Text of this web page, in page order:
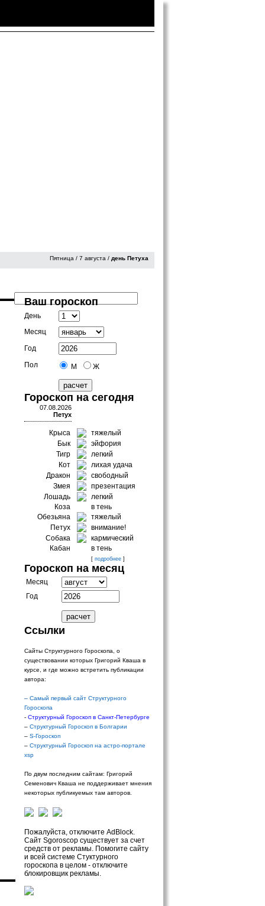
Пятница / 7 августа / день Петуха
Ваш гороскоп
День
Месяц
Год
Пол
М Ж
Гороскоп на сегодня
07.08.2026
Петух
Крыса
тяжелый
Бык
эйфория
Тигр
легкий
Кот
лихая удача
Дракон
свободный
Змея
презентация
Лошадь
легкий
Коза
в тень
Обезьяна
тяжелый
Петух
внимание!
Собака
кармический
Кабан
в тень
[ подробнее ]
Гороскоп на месяц
Месяц
Год
Ссылки
Сайты Структурного Гороскопа, о
существовании которых Григорий Кваша в
курсе, и где можно встретить публикации
автора:
– Самый первый сайт Структурного
Гороскопа
- Структурный Гороскоп в Санкт-Петербурге
– Структурный Гороскоп в Болгарии
– S-Гороскоп
– Структурный Гороскоп на астро-портале
xsp
По двум последним сайтам: Григорий
Семенович Кваша не поддерживает мнения
некоторых публикуемых там авторов.
Пожалуйста, отключите AdBlock.
Сайт Sgoroscop существует за счет
средств от рекламы. Помогите сайту
и всей системе Стуктурного
гороскопа в целом - отключите
блокировщик рекламы.